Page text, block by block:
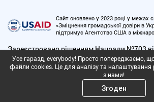
Сайт оновлено у 2023 році у межах
«Зміцнення громадської довіри в
підтримує Агентство США з
Зареєстровано рішенням Нацради №703
Cуб’єкт у сфері онлайн-медіа;
01168
Усі текстові та медійні матеріали сайту
правами відповідно до чинного
Усе гаразд, everybody! Просто попереджаємо,
файли cookies. Це для аналізу та
з нами!
Згоден